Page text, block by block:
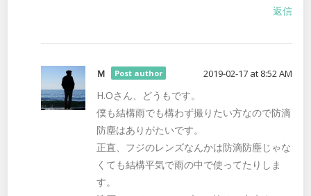
返信
Ｍ Post author 2019-02-17 at 8:52 AM
H.Oさん、どうもです。
僕も結構雨でも構わず撮りたい方なので防滴
防塵はありがたいです。
正直、フジのレンズなんかは防滴防塵じゃな
くても結構平気で雨の中で使ってたりしま
す。